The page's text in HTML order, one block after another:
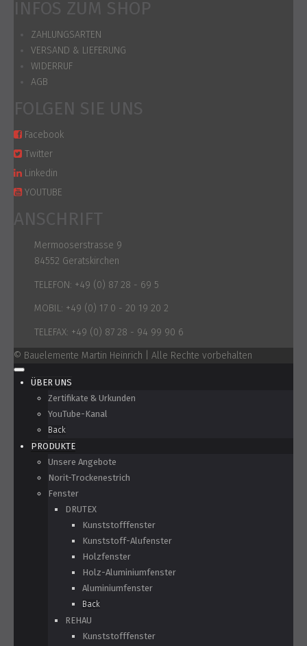
INFOS ZUM SHOP
ZAHLUNGSARTEN
VERSAND & LIEFERUNG
WIDERRUF
AGB
FOLGEN SIE UNS
Facebook
Twitter
Linkedin
YOUTUBE
ANSCHRIFT
Mermooserstrasse 9
84552 Geratskirchen
TELEFON: +49 (0) 87 28 - 69 5
MOBIL: +49 (0) 17 0 - 20 19 20 2
TELEFAX: +49 (0) 87 28 - 94 99 90 6
© Bauelemente Martin Heinrich | Alle Rechte vorbehalten
ÜBER UNS
Zertifikate & Urkunden
YouTube-Kanal
Back
PRODUKTE
Unsere Angebote
Norit-Trockenestrich
Fenster
DRUTEX
Kunststofffenster
Kunststoff-Alufenster
Holzfenster
Holz-Aluminiumfenster
Aluminiumfenster
Back
REHAU
Kunststofffenster